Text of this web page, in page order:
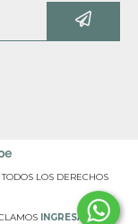
LOS DERECHOS
INGRESÁ ACÁ.